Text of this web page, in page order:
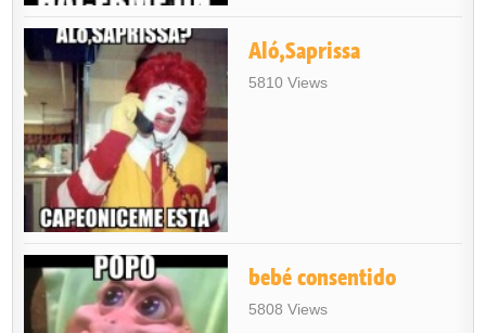
Aló,Saprissa
5810 Views
bebé consentido
5808 Views